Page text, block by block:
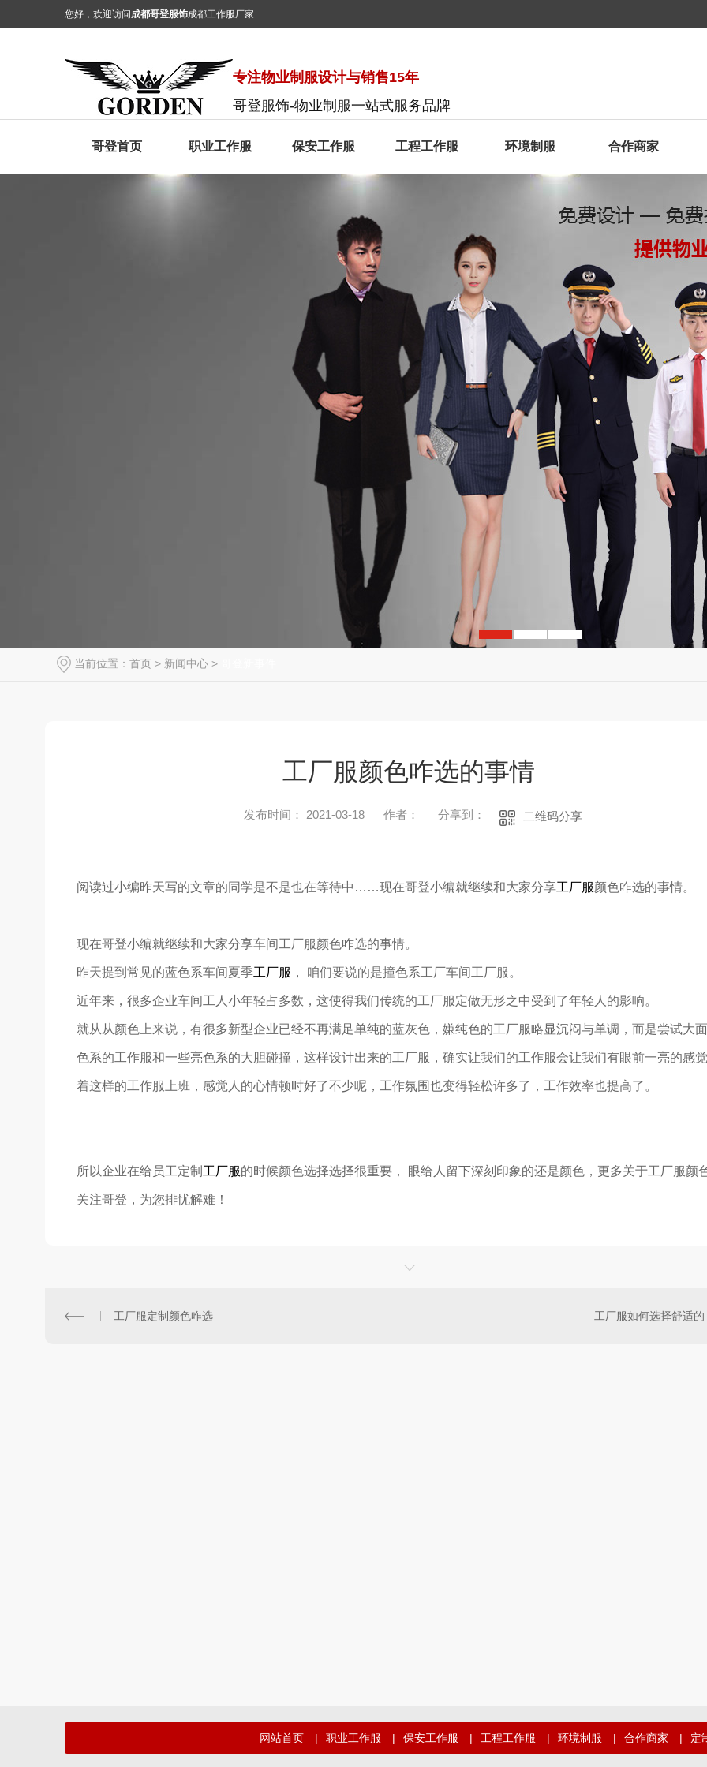
您好，欢迎访问成都哥登服饰成都工作服厂家
专注物业制服设计与销售15年
哥登服饰-物业制服一站式服务品牌
哥登首页 职业工作服 保安工作服 工程工作服 环境制服 合作商家
1 2 3
当前位置： 首页 > 新闻中心 >
工厂服颜色咋选的事情
发布时间： 2021-03-18 作者： 分享到： 二维码分享
阅读过小编昨天写的文章的同学是不是也在等待中……现在哥登小编就继续和大家分享工厂服颜色咋选的事情。
现在哥登小编就继续和大家分享车间工厂服颜色咋选的事情。
昨天提到常见的蓝色系车间夏季工厂服 ， 咱们要说的是撞色系工厂车间工厂服。
近年来，很多企业车间工人小年轻占多数，这使得我们传统的工厂服定做无形之中受到了年轻人的影响。
就从从颜色上来说，有很多新型企业已经不再满足单纯的蓝灰色，嫌纯色的工厂服略显沉闷与单调，而是尝试大
色系的工作服和一些亮色系的大胆碰撞，这样设计出来的工厂服，确实让我们的工作服会让我们有眼前一亮的感
着这样的工作服上班，感觉人的心情顿时好了不少呢，工作氛围也变得轻松许多了，工作效率也提高了。
所以企业在给员工定制 工厂服的时候颜色选择选择很重要， 眼给人留下深刻印象的还是颜色，更多关于工厂服颜
关注哥登，为您排忧解难！
工厂服定制颜色咋选 工厂服如何选择舒适的
网站首页 | 职业工作服 | 保安工作服 | 工程工作服 | 环境制服 | 合作商家 | 定